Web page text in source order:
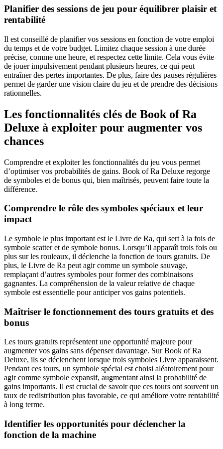
Planifier des sessions de jeu pour équilibrer plaisir et
rentabilité
Il est conseillé de planifier vos sessions en fonction de votre emploi
du temps et de votre budget. Limitez chaque session à une durée
précise, comme une heure, et respectez cette limite. Cela vous évite
de jouer impulsivement pendant plusieurs heures, ce qui peut
entraîner des pertes importantes. De plus, faire des pauses régulières
permet de garder une vision claire du jeu et de prendre des décisions
rationnelles.
Les fonctionnalités clés de Book of Ra
Deluxe à exploiter pour augmenter vos
chances
Comprendre et exploiter les fonctionnalités du jeu vous permet
d’optimiser vos probabilités de gains. Book of Ra Deluxe regorge
de symboles et de bonus qui, bien maîtrisés, peuvent faire toute la
différence.
Comprendre le rôle des symboles spéciaux et leur
impact
Le symbole le plus important est le Livre de Ra, qui sert à la fois de
symbole scatter et de symbole bonus. Lorsqu’il apparaît trois fois ou
plus sur les rouleaux, il déclenche la fonction de tours gratuits. De
plus, le Livre de Ra peut agir comme un symbole sauvage,
remplaçant d’autres symboles pour former des combinaisons
gagnantes. La compréhension de la valeur relative de chaque
symbole est essentielle pour anticiper vos gains potentiels.
Maîtriser le fonctionnement des tours gratuits et des
bonus
Les tours gratuits représentent une opportunité majeure pour
augmenter vos gains sans dépenser davantage. Sur Book of Ra
Deluxe, ils se déclenchent lorsque trois symboles Livre apparaissent.
Pendant ces tours, un symbole spécial est choisi aléatoirement pour
agir comme symbole expansif, augmentant ainsi la probabilité de
gains importants. Il est crucial de savoir que ces tours ont souvent un
taux de redistribution plus favorable, ce qui améliore votre rentabilité
à long terme.
Identifier les opportunités pour déclencher la
fonction de la machine